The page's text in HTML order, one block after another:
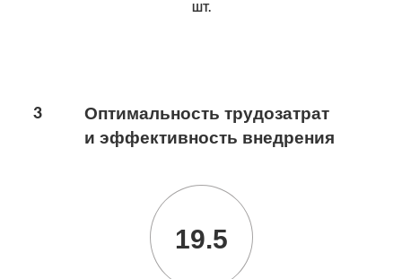
ШТ.
3
Оптимальность трудозатрат
и эффективность внедрения
19.5